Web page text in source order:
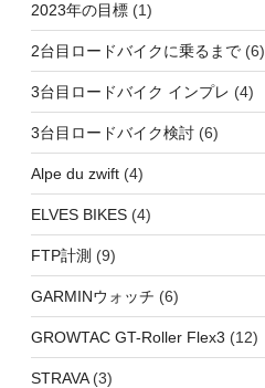
2023年の目標(1)
2台目ロードバイクに乗るまで(6)
3台目ロードバイク インプレ (4)
3台目ロードバイク検討(6)
Alpe du zwift(4)
ELVES BIKES(4)
FTP計測 (9)
GARMINウォッチ (6)
GROWTAC GT-Roller Flex3 (12)
STRAVA(3)